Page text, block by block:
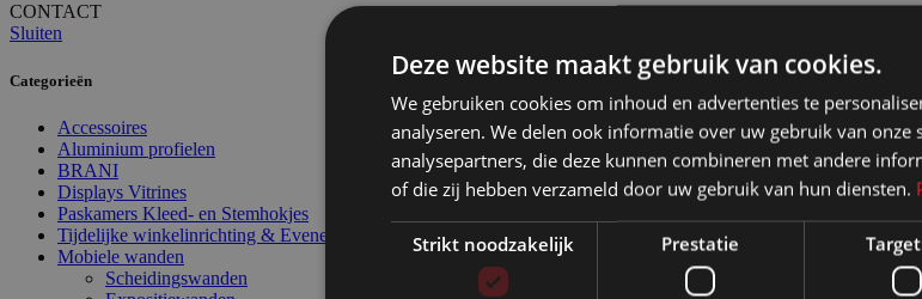
CONTACT
Sluiten
Categorieën
Accessoires
Aluminium profielen
BRANI
Displays Vitrines
Paskamers Kleed- en Stemhokjes
Tijdelijke winkelinrichting & Evenement interieur
Mobiele wanden
Scheidingswanden
Deze website maakt gebruik van cookies.
We gebruiken cookies om inhoud en advertenties te
analyseren. We delen ook informatie over uw gebruik van onze
analysepartners, die deze kunnen combineren met andere
of die zij hebben verzameld door uw gebruik van hun diensten.
Strikt noodzakelijk Prestatie